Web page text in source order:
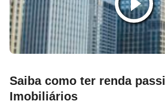
Saiba como ter renda
Imobiliários